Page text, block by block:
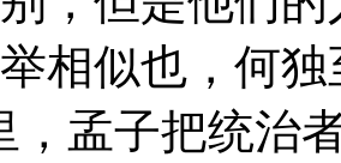
相似也，何
，孟子把统治